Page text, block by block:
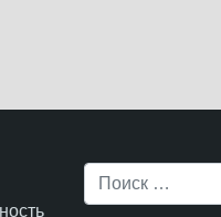
Поиск